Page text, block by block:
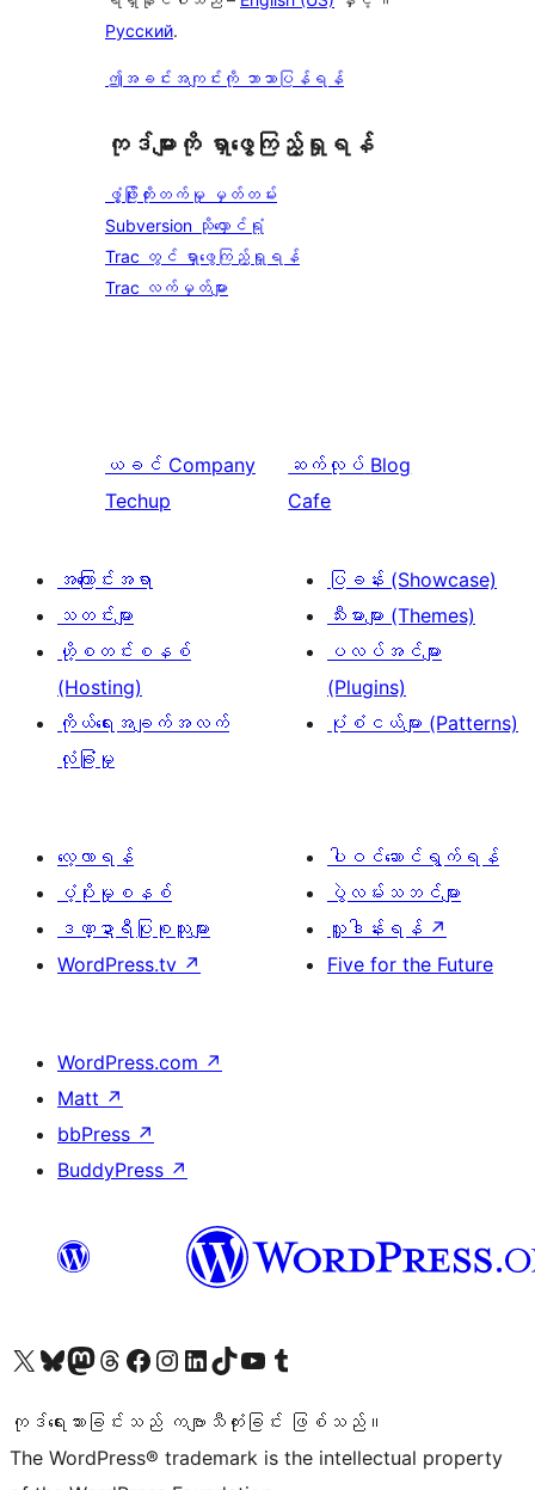
Русский.
ဤအခင်းအကျင်းကို ဘာသာပြန်ရန်
ကုဒ်များကို ရှာဖွေကြည့်ရှုရန်
ဖွံ့ဖြိုးတိုးတက်မှု မှတ်တမ်း
Subversion သိုလှောင်ရုံ
Trac တွင် ရှာဖွေကြည့်ရှုရန်
Trac လက်မှတ်များ
ယခင် Company
Techup
ဆက်လုပ် Blog
Cafe
အကြောင်းအရာ
သတင်းများ
ဟို့စတင်းစနစ်
(Hosting)
ကိုယ်ရေးအချက်အလက်
လုံခြုံမှု
ပြခန်း (Showcase)
သီးမားများ (Themes)
ပလပ်အင်များ
(Plugins)
ပုံစံငယ်များ (Patterns)
လေ့လာရန်
ပံ့ပိုးမှုစနစ်
ဒဏ္ဍာရီပြုစုသူများ
WordPress.tv ↗
ပါဝင်ဆောင်ရွက်ရန်
ပွဲလမ်းသဘင်များ
လှူဒါန်းရန် ↗
Five for the Future
WordPress.com ↗
Matt ↗
bbPress ↗
BuddyPress ↗
ကျွန်ုပ်တို့၏ X (ယခင် Twitter) အကောင့်သို့ သွားရောက်ကြည့်ရှုပါကျွန်ုပ်တို့၏ Bluesky အကောင့်သို့ ဝင်ရောက်ကြည့်ရှုရန်
ကျွန်ုပ်တို့၏ Mastodon အကောင့်သို့ သွားရောက်ကြည့်ရှုပါကျွန်ုပ်တို့၏ Threads အကောင့်သို့ ဝင်ရောက်ကြည့်ရှုရန်
ကျွန်ုပ်တို့၏ Facebook စာမျက်နှာသို့ သွားရောက်ကြည့်ရှုပါကျွန်ုပ်တို့၏ Instagram အကောင့်သို့ သွားရောက်ကြည့်ရှုပါ ကျွန်ုပ်တို့၏ LinkedIn အကောင့်သို့ သွားရောက်ကြည့်ရှုပါကျွန်ုပ်တို့၏ TikTok အကောင့်သို့ ဝင်ရောက်ကြည့်ရှုရန်
ကျွန်ုပ်တို့၏ YouTube ချန်နယ်သို့ သွားရောက်ကြည့်ရှုပါ ကျွန်ုပ်တို့၏ Tumblr အကောင့်သို့ ဝင်ရောက်ကြည့်ရှုရန်
ကုဒ်ရေးသားခြင်းသည် ကဗျာသီကုံးခြင်း ဖြစ်သည်။
The WordPress® trademark is the intellectual property